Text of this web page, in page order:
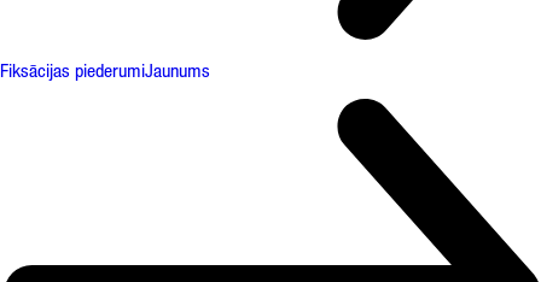
Fiksācijas piederumiJaunums